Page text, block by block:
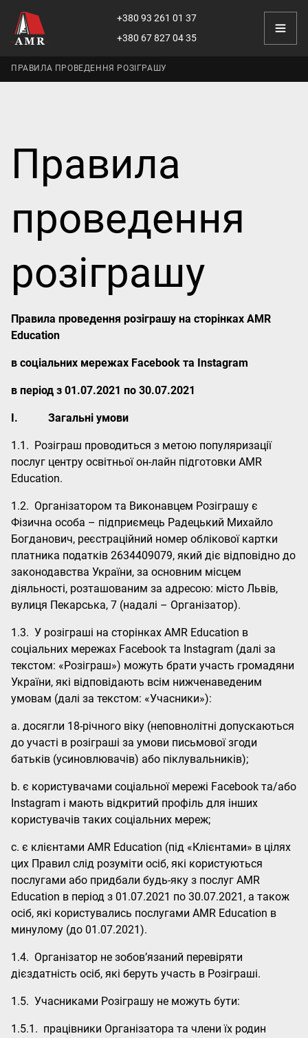
+380 93 261 01 37
+380 67 827 04 35
ПРАВИЛА ПРОВЕДЕННЯ РОЗІГРАШУ
Правила
проведення
розіграшу
Правила проведення розіграшу на сторінках АМR
Education
в соціальних мережах Facebook та Instagram
в період з 01.07.2021 по 30.07.2021
I. Загальні умови
1.1. Розіграш проводиться з метою популяризації
послуг центру освітньої он-лайн підготовки АМR
Education.
1.2. Організатором та Виконавцем Розіграшу є
Фізична особа – підприємець Радецький Михайло
Богданович, реєстраційний номер облікової картки
платника податків 2634409079, який діє відповідно до
законодавства України, за основним місцем
діяльності, розташованим за адресою: місто Львів,
вулиця Пекарська, 7 (надалі – Організатор).
1.3. У розіграші на сторінках АМR Education в
соціальних мережах Facebook та Instagram (далі за
текстом: «Розіграш») можуть брати участь громадяни
України, які відповідають всім нижченаведеним
умовам (далі за текстом: «Учасники»):
a. досягли 18-річного віку (неповнолітні допускаються
до участі в розіграші за умови письмової згоди
батьків (усиновлювачів) або піклувальників);
b. є користувачами соціальної мережі Facebook та/або
Instagram і мають відкритий профіль для інших
користувачів таких соціальних мереж;
c. є клієнтами АМR Education (під «Клієнтами» в цілях
цих Правил слід розуміти осіб, які користуються
послугами або придбали будь-яку з послуг АМR
Education в період з 01.07.2021 по 30.07.2021, а також
осіб, які користувались послугами АМR Education в
минулому (до 01.07.2021).
1.4. Організатор не зобов’язаний перевіряти
дієздатність осіб, які беруть участь в Розіграші.
1.5. Учасниками Розіграшу не можуть бути:
1.5.1. працівники Організатора та члени їх родин